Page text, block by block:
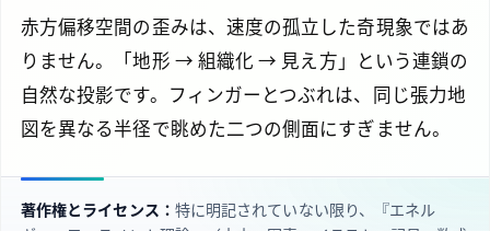
赤方偏移空間の歪みは、速度の孤立した奇現象ではあ
りません。「地形 → 組織化 → 見え方」という連鎖の
自然な投影です。フィンガーとつぶれは、同じ張力地
図を異なる半径で眺めた二つの側面にすぎません。
著作権とライセンス： 特に明記されていない限り、『エネル